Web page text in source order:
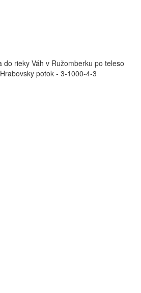
do rieky Váh v Ružomberku po teleso
Hrabovsky potok - 3-1000-4-3